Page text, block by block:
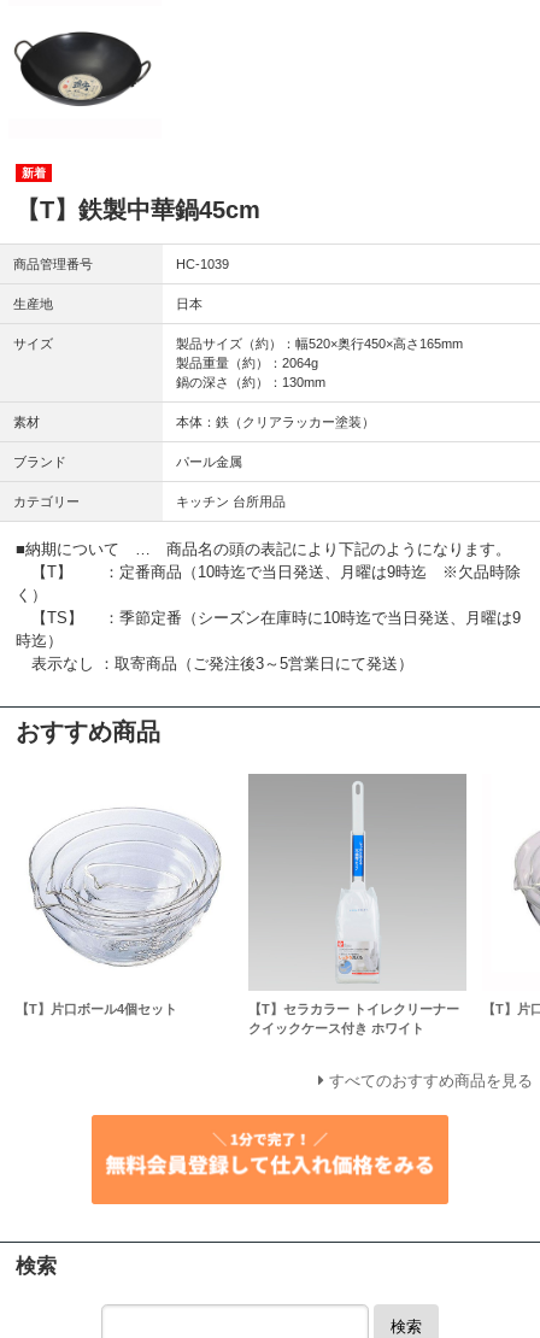
【T】鉄製中華鍋45cm
商品管理番号 HC-1039
生産地 日本
サイズ
製品サイズ（約）：幅520×奥行450×高さ165mm
製品重量（約）：2064g
鍋の深さ（約）：130mm
素材 本体：鉄（クリアラッカー塗装）
ブランド パール金属
カテゴリー キッチン 台所用品
■納期について … 商品名の頭の表記により下記のようになります。
【T】 ：定番商品（10時迄で当日発送、月曜は9時迄 ※欠品時除
く）
【TS】 ：季節定番（シーズン在庫時に10時迄で当日発送、月曜は9
時迄）
表示なし ：取寄商品（ご発注後3～5営業日にて発送）
おすすめ商品
【T】片口ボール4個セット
【T】セラカラー トイレクリーナー
クイックケース付き ホワイト
【T】片
すべてのおすすめ商品を見る
検索
検索